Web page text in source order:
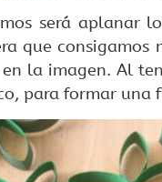
será aplanar
que consigamos
la imagen. Al
para formar una